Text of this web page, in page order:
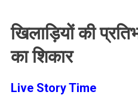
खिलाड़ियों की
का शिकार
Live Story Time